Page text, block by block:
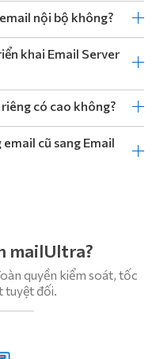
nội bộ không?
khai Email Server
có cao không?
cũ sang Email
mailUltra?
quyền kiểm soát, tốc
tuyệt đối.